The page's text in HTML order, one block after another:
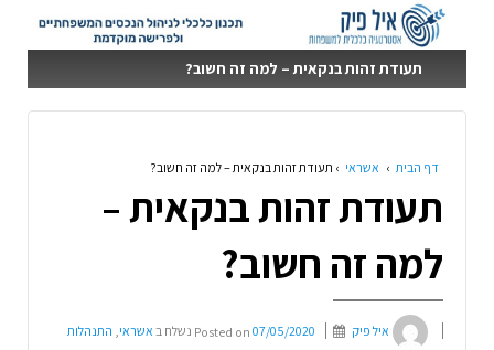
תעודת זהות בנקאית – למה זה חשוב?
דף הבית › אשראי › תעודת זהות בנקאית – למה זה חשוב?
תעודת זהות בנקאית –
למה זה חשוב?
איל פיק Posted on 07/05/2020 נשלח ב אשראי, התנהלות